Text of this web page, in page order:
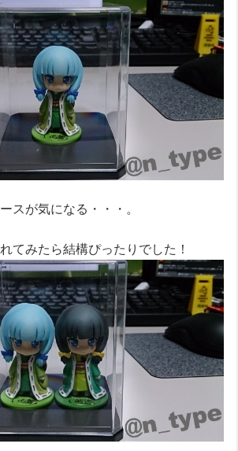
スが気になる・・・。
てみたら結構ぴったりでした！